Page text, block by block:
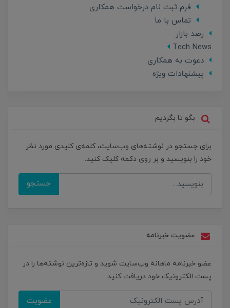
فرم ثبت نام درخواست همکاری
تماس با ما
رصد بازار
Tech News
دعوت به همکاری
پیشنهادات ویژه
بگو تا بگردیم
برای جستجو در نوشته‌های وب‌سایت، کلمه‌ی کلیدی مورد نظر
خود را بنویسید و بر روی دکمه کلیک کنید.
جستجو
عضویت خبرنامه
عضو خبرنامه ماهانه وب‌سایت شوید و تازه‌ترین نوشته‌ها را در
پست الکترونیک خود دریافت کنید.
عضویت